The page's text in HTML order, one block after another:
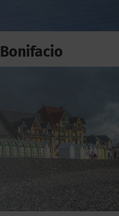
Bonifacio